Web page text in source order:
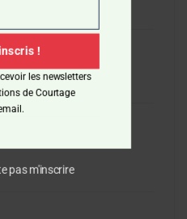
!
les newsletters
de Courtage
pas m'inscrire